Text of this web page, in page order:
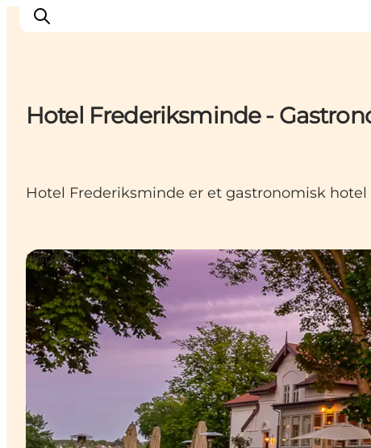
Oplevelser
Hotel Frederiksminde -
Hotel Frederiksminde er et gastronomisk
Hoteller